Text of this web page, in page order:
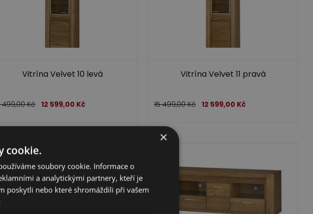
Vitrína Velvet 10 levá
499,00Kč 12 599,00 Kč
Vitrína Velvet 11 pravá
15 499,00Kč 12 599,00 Kč
×
cookie.
soubory cookie. Informace o
a analytickými partnery, kteří je
poskytli nebo které shromáždili při vašem